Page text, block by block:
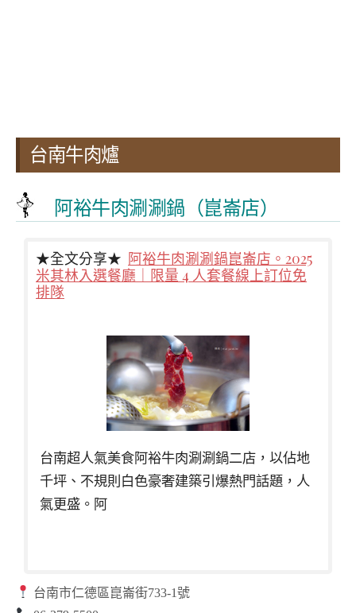
台南牛肉爐
阿裕牛肉涮涮鍋（崑崙店）
★全文分享★ 阿裕牛肉涮涮鍋崑崙店。2025
米其林入選餐廳｜限量 4 人套餐線上訂位免
排隊
台南超人氣美食阿裕牛肉涮涮鍋二店，以佔地
千坪、不規則白色豪奢建築引爆熱門話題，人
氣更盛。阿
台南市仁德區崑崙街733-1號